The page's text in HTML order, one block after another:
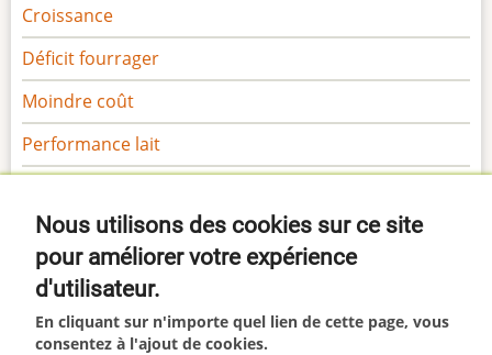
Croissance
Déficit fourrager
Moindre coût
Performance lait
Sécurité
Gamme Margaron
Gamme Marga
Nous utilisons des cookies sur ce site
pour améliorer votre expérience
d'utilisateur.
En cliquant sur n'importe quel lien de cette page, vous
consentez à l'ajout de cookies.